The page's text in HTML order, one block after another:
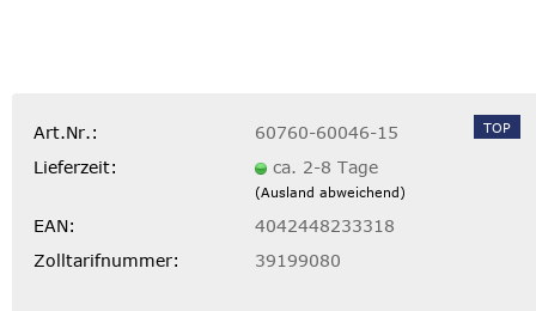
TOP
Art.Nr.:
60760-60046-15
Lieferzeit:
ca. 2-8 Tage
(Ausland abweichend)
EAN:
4042448233318
Zolltarifnummer:
39199080